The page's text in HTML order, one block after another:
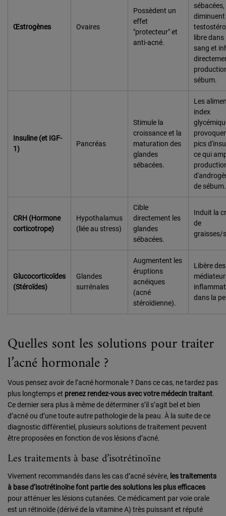
Œstrogènes Ovaires
Possèdent un
effet
"protecteur" et
anti-acné.
sébacées,
diminuent
libre dans
sang et
sébum.
Insuline (et IGF-
1)
Pancréas
Stimule la
croissance et la
maturation des
glandes
sébacées.
Les
index
pics
ce qui
de sébum.
CRH (Hormone
corticotrope)
Hypothalamus
(liée au stress)
Cible
directement les
glandes
sébacées.
Induit la
de
graisses/
Glucocorticoïdes
(Stéroïdes)
Glandes
surrénales
Augmentent les
éruptions
acnéiques
(acné
stéroïdienne).
Libère des
dans la
Quelles sont les solutions pour traiter
l’acné hormonale ?
Vous pensez avoir de l’acné hormonale ? Dans ce cas, ne tardez pas
plus longtemps et prenez rendez-vous avec votre médecin traitant.
Ce dernier sera plus à même de déterminer s’il s’agit bel et bien
d’acné ou d’une toute autre pathologie de la peau. À la suite de ce
diagnostic différentiel, plusieurs solutions de traitement peuvent
être proposées en fonction de vos lésions d’acné.
Les traitements à base d’isotrétinoïne
Vivement recommandés dans les cas d’acné sévère, les traitements
à base d’isotrétinoïne font partie des solutions les plus efficaces
pour atténuer les lésions cutanées. Ce médicament par voie orale
est un rétinoïde (dérivé de la vitamine A) très puissant et réputé